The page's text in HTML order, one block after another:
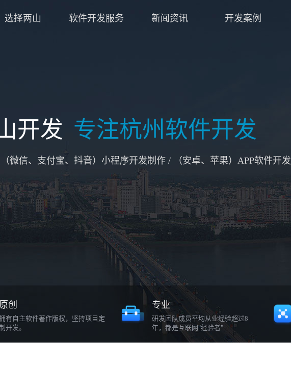
选择两山 软件开发服务 新闻资讯 开发案例
开发 专注杭州软件开发
微信、支付宝、抖音）小程序开发制作 / （安卓、苹果）APP软件开发
创
有自主软件著作版权，坚持项目定
开发。
专业
研发团队成员平均从业经验超过8
年，都是互联网"经验者"